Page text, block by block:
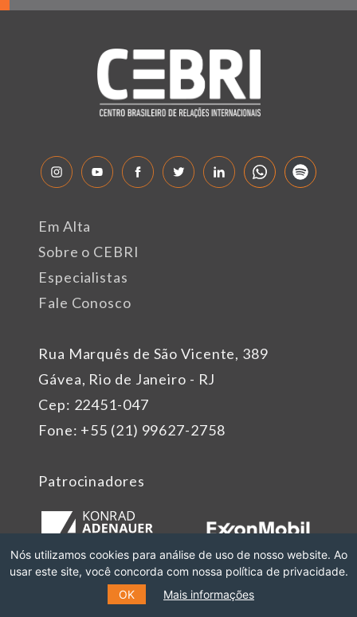
Rua Marquês de São Vicente, 389
Gávea, Rio de Janeiro - RJ
Cep: 22451-047
Fone: +55 (21) 99627-2758
Em Alta
Sobre o CEBRI
Especialistas
Fale Conosco
Patrocinadores
Nós utilizamos cookies para análise de uso de nosso website. Ao
usar este site, você concorda com nossa política de privacidade.
OK
Mais informações